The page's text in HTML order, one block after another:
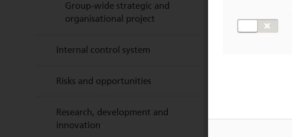
Group-wide strategic and
organisational project
Internal control system
Risks and opportunities
Research, development and
innovation